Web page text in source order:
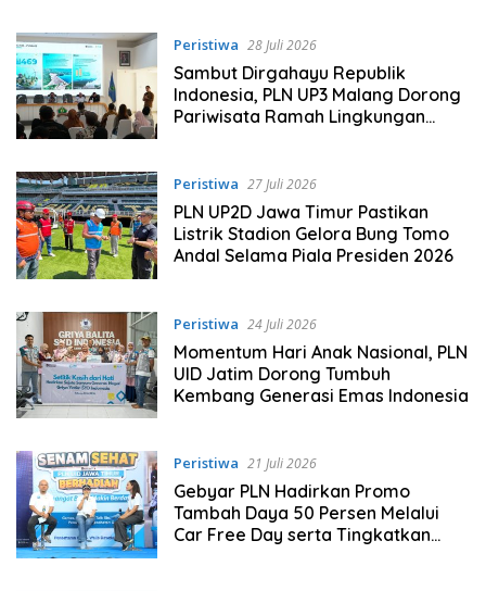
Peristiwa 28 Juli 2026
Sambut Dirgahayu Republik
Indonesia, PLN UP3 Malang Dorong
Pariwisata Ramah Lingkungan
Peristiwa 27 Juli 2026
PLN UP2D Jawa Timur Pastikan
Listrik Stadion Gelora Bung Tomo
Andal Selama Piala Presiden 2026
Peristiwa 24 Juli 2026
Momentum Hari Anak Nasional, PLN
UID Jatim Dorong Tumbuh
Kembang Generasi Emas Indonesia
Peristiwa 21 Juli 2026
Gebyar PLN Hadirkan Promo
Tambah Daya 50 Persen Melalui
Car Free Day serta Tingkatkan